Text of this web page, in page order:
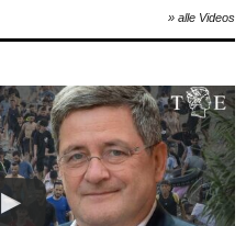
» alle Videos